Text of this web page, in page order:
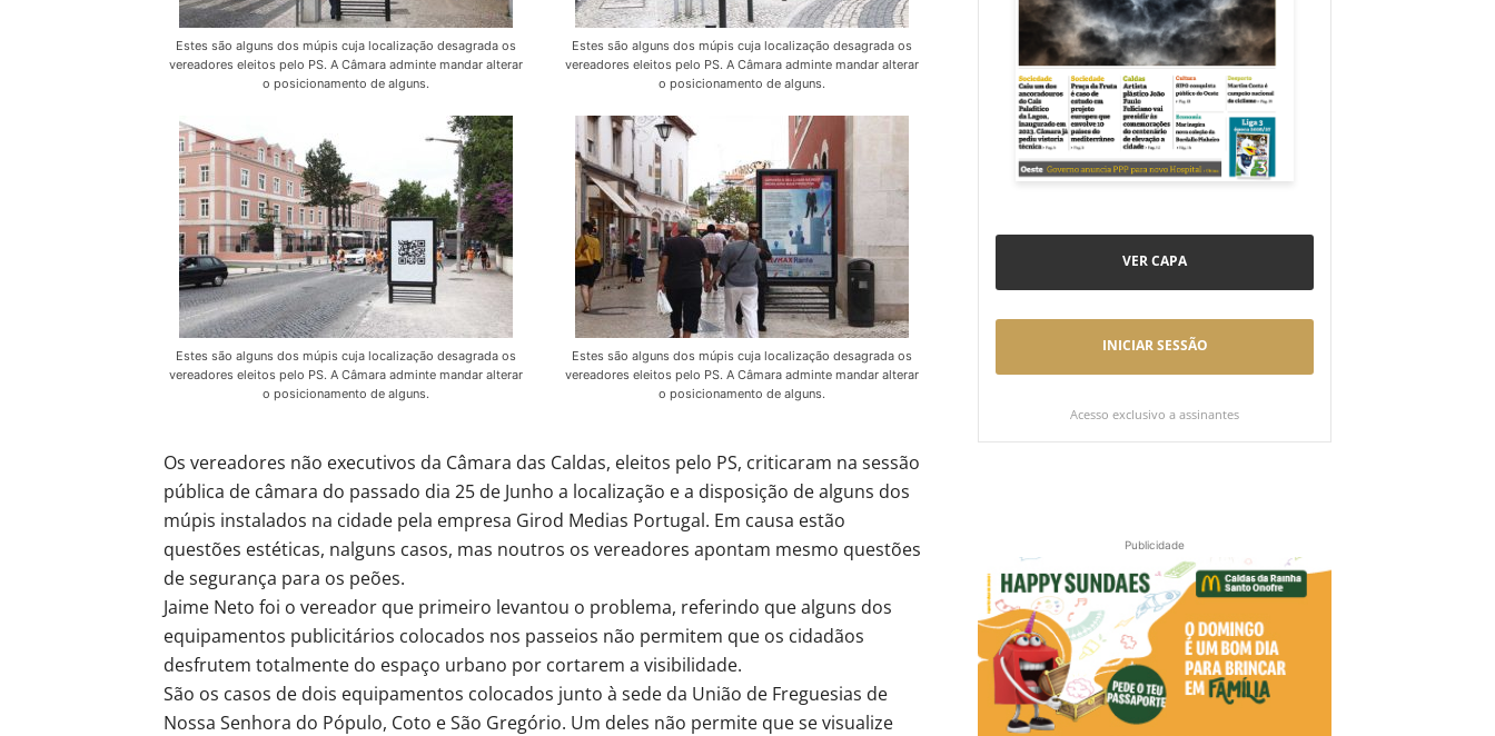
Estes são alguns dos múpis cuja localização desagrada os
vereadores eleitos pelo PS. A Câmara adminte mandar alterar
o posicionamento de alguns.
Estes são alguns dos múpis cuja localização desagrada os
vereadores eleitos pelo PS. A Câmara adminte mandar alterar
o posicionamento de alguns.
Estes são alguns dos múpis cuja localização desagrada os
vereadores eleitos pelo PS. A Câmara adminte mandar alterar
o posicionamento de alguns.
Estes são alguns dos múpis cuja localização desagrada os
vereadores eleitos pelo PS. A Câmara adminte mandar alterar
o posicionamento de alguns.
Os vereadores não executivos da Câmara das Caldas, eleitos pelo PS, criticaram na sessão
pública de câmara do passado dia 25 de Junho a localização e a disposição de alguns dos
múpis instalados na cidade pela empresa Girod Medias Portugal. Em causa estão
questões estéticas, nalguns casos, mas noutros os vereadores apontam mesmo questões
de segurança para os peões.
Jaime Neto foi o vereador que primeiro levantou o problema, referindo que alguns dos
equipamentos publicitários colocados nos passeios não permitem que os cidadãos
desfrutem totalmente do espaço urbano por cortarem a visibilidade.
São os casos de dois equipamentos colocados junto à sede da União de Freguesias de
Nossa Senhora do Pópulo, Coto e São Gregório. Um deles não permite que se visualize
VER CAPA
INICIAR SESSÃO
Acesso exclusivo a assinantes
Publicidade